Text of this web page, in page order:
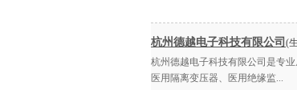
杭州德越电子科技有限公司 (
杭州德越电子科技有限公司是专
医用隔离变压器、医用绝缘监...